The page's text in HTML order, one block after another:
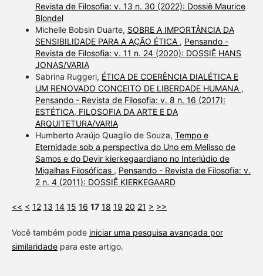
Revista de Filosofia: v. 13 n. 30 (2022): Dossiê Maurice
Blondel
Michelle Bobsin Duarte, SOBRE A IMPORTÂNCIA DA
SENSIBILIDADE PARA A AÇÃO ÉTICA , Pensando -
Revista de Filosofia: v. 11 n. 24 (2020): DOSSIÊ HANS
JONAS/VARIA
Sabrina Ruggeri, ÉTICA DE COERÊNCIA DIALÉTICA E
UM RENOVADO CONCEITO DE LIBERDADE HUMANA ,
Pensando - Revista de Filosofia: v. 8 n. 16 (2017):
ESTÉTICA, FILOSOFIA DA ARTE E DA
ARQUITETURA/VARIA
Humberto Araújo Quaglio de Souza, Tempo e
Eternidade sob a perspectiva do Uno em Melisso de
Samos e do Devir kierkegaardiano no Interlúdio de
Migalhas Filosóficas , Pensando - Revista de Filosofia: v.
2 n. 4 (2011): DOSSIÊ KIERKEGAARD
<< < 12 13 14 15 16 17 18 19 20 21 > >>
Você também pode iniciar uma pesquisa avançada por
similaridadepara este artigo.